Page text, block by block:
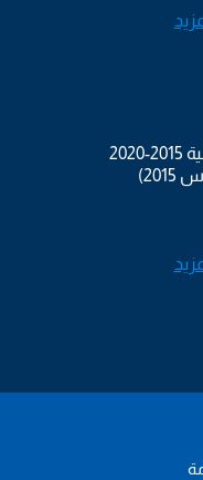
الحسابات الوطنية 2015-2020